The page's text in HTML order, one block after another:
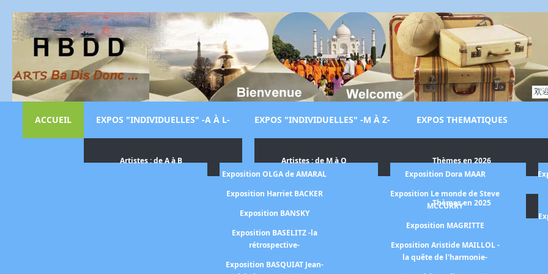
ACCUEIL EXPOS "INDIVIDUELLES" -A À L-
Artistes : de A à B
Exposition OLGA de AMARAL
Exposition Harriet BACKER
Exposition BANSKY
Exposition BASELITZ -la
rétrospective-
Exposition BASQUIAT Jean-
EXPOS "INDIVIDUELLES" -M À Z-
Artistes : de M à O
Exposition Dora MAAR
Exposition Le monde de Steve
MCCURRY
Exposition MAGRITTE
Exposition Aristide MAILLOL -
la quête de l'harmonie-
EXPOS THEMATIQUES
Thèmes en 2026
Thèmes en 2025